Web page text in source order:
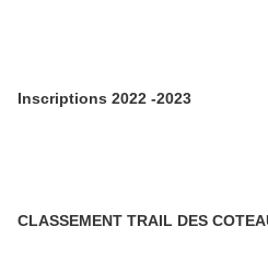
Inscriptions 2022 -2023
CLASSEMENT TRAIL DES